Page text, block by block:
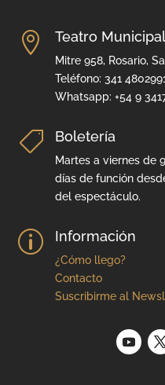
 Teatro
Mitre 958, Rosario,
Teléfono: 341
Whatsapp: +54 9
 Boletería
Martes a viernes de
días de función
del espectáculo.
p Información
¿Cómo llego?
Contacto
Suscribirme al